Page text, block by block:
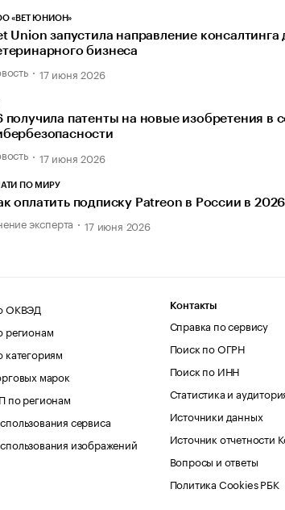
«ВЕТ ЮНИОН»
Union запустила направление консалтинга
бизнеса
17 июня 2026
получила патенты на новые изобретения в
17 июня 2026
ПО МИРУ
оплатить подписку Patreon в России в
эксперта 17 июня 2026
ОКВЭД
регионам
категориям
марок
по регионам
сервиса
изображений
Контакты
Справка по сервису
Поиск по ОГРН
Поиск по ИНН
Статистика и
Источники данных
Источник отчетности
Вопросы и ответы
Политика Cookies РБК